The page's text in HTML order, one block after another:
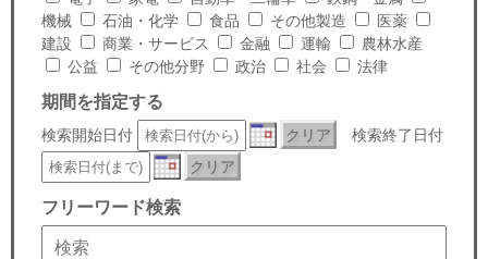
リサーチ
セミナー
経済ニュース
労務顧問
ＩＴ
機械
石油・化学 食品 その他製造
医薬
建設
商業・サービス 金融 運輸
農林水産
公益
その他分野 政治 社会 法律
期間を指定する
検索開始日付 クリア
検索終了日付
クリア
フリーワード検索